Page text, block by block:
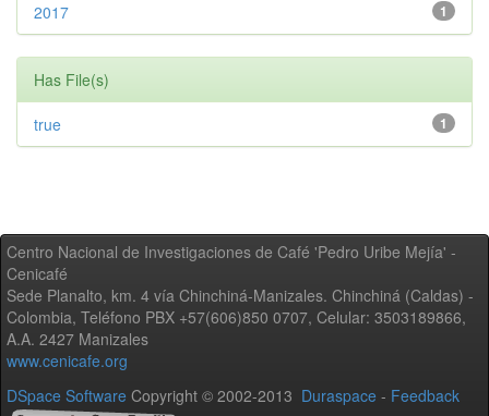
1
2017
Has File(s)
1
true
Centro Nacional de Investigaciones de Café 'Pedro Uribe Mejía' -
Cenicafé
Sede Planalto, km. 4 vía Chinchiná-Manizales. Chinchiná (Caldas) -
Colombia, Teléfono PBX +57(606)850 0707, Celular: 3503189866,
A.A. 2427 Manizales
www.cenicafe.org
DSpace Software Copyright © 2002-2013 Duraspace - Feedback